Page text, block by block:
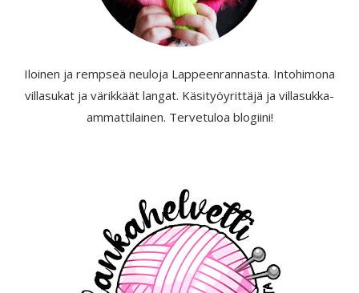
Iloinen ja rempseä neuloja Lappeenrannasta. Intohimona
villasukat ja värikkäät langat. Käsityöyrittäjä ja villasukka-
ammattilainen. Tervetuloa blogiini!